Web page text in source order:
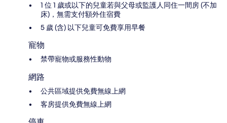
1 位 1 歲或以下的兒童若與父母或監護人同住一間房 (不加
床)，無需支付額外住宿費
5 歲 (含) 以下兒童可免費享用早餐
寵物
禁帶寵物或服務性動物
網路
公共區域提供免費無線上網
客房提供免費無線上網